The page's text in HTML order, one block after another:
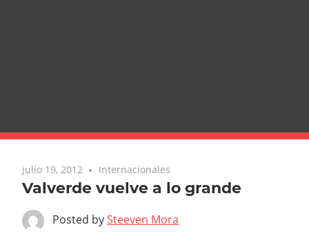
julio 19, 2012 Internacionales
Valverde vuelve a lo grande
Posted bySteeven Mora